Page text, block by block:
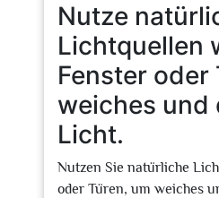
Nutze
Lichtquellen
Fenster oder
weiches und
Licht.
Nutzen Sie natürliche
oder Türen, um weiches